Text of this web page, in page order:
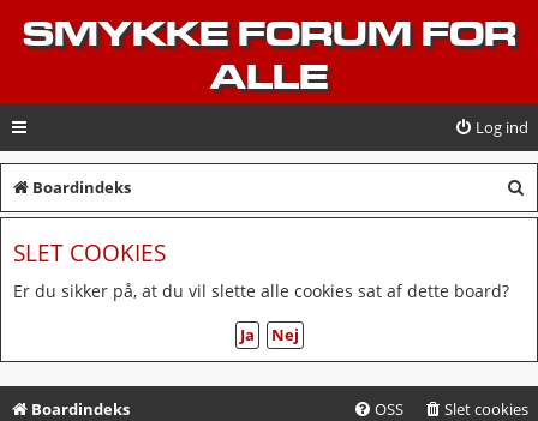
SMYKKE FORUM FOR
ALLE
Log ind
Boardindeks
ø
SLET COOKIES
Er du sikker på, at du vil slette alle cookies sat af dette board?
Boardindeks Slet cookies
OSS